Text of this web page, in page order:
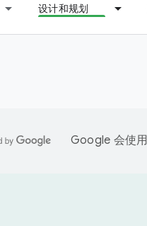
设计和规划
Google 会使